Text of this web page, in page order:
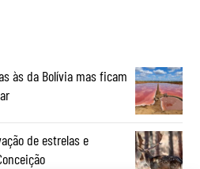
às da Bolívia mas ficam
de estrelas e